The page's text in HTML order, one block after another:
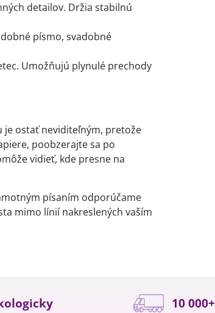
detailov. Držia stabilnú
písmo, svadobné
Umožňujú plynulé prechody
je ostať neviditeľným, pretože
poobzerajte sa po
vidieť, kde presne na
písaním odporúčame
mimo línií nakreslených vaším
10 000+